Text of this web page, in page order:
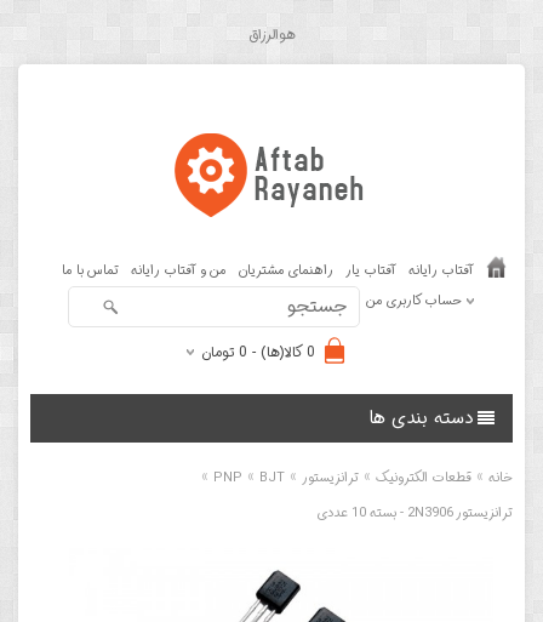
هوالرزاق
آفتاب رایانه آفتاب یار راهنمای مشتریان من و آفتاب رایانه تماس با ما
حساب کاربری من
0 کالا(ها) - 0 تومان
دسته بندی ها
خانه » قطعات الکترونیک » ترانزیستور »
BJT
»
PNP
»
ترانزیستور 2N3906 - بسته 10 عددی